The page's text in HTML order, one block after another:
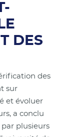
DES
des
sur
et évoluer
a conclu
plusieurs